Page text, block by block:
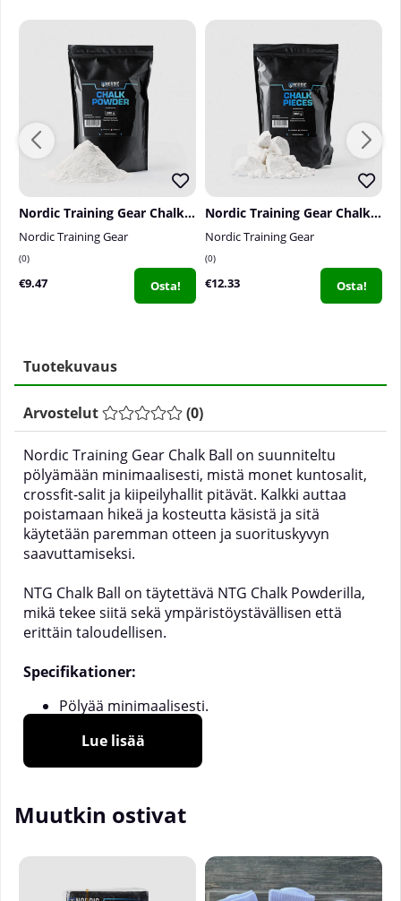
Nordic Training Gear Chalk Powder, 300 g
Nordic Training Gear
0
€9.47 Osta!
Nordic Training Gear Chalk Pieces, 300 g
Nordic Training Gear
0
€12.33 Osta!
Tuotekuvaus
Arvostelut (0)
Nordic Training Gear Chalk Ball on suunniteltu
pölyämään minimaalisesti, mistä monet kuntosalit,
crossfit-salit ja kiipeilyhallit pitävät. Kalkki auttaa
poistamaan hikeä ja kosteutta käsistä ja sitä
käytetään paremman otteen ja suorituskyvyn
saavuttamiseksi.
NTG Chalk Ball on täytettävä NTG Chalk Powderilla,
mikä tekee siitä sekä ympäristöystävällisen että
erittäin taloudellisen.
Specifikationer:
Pölyää minimaalisesti.
Ainesosat: 100% magnesiumkarbonaatti.
Sisältö: 75 g.
Lue lisää
Muutkin ostivat